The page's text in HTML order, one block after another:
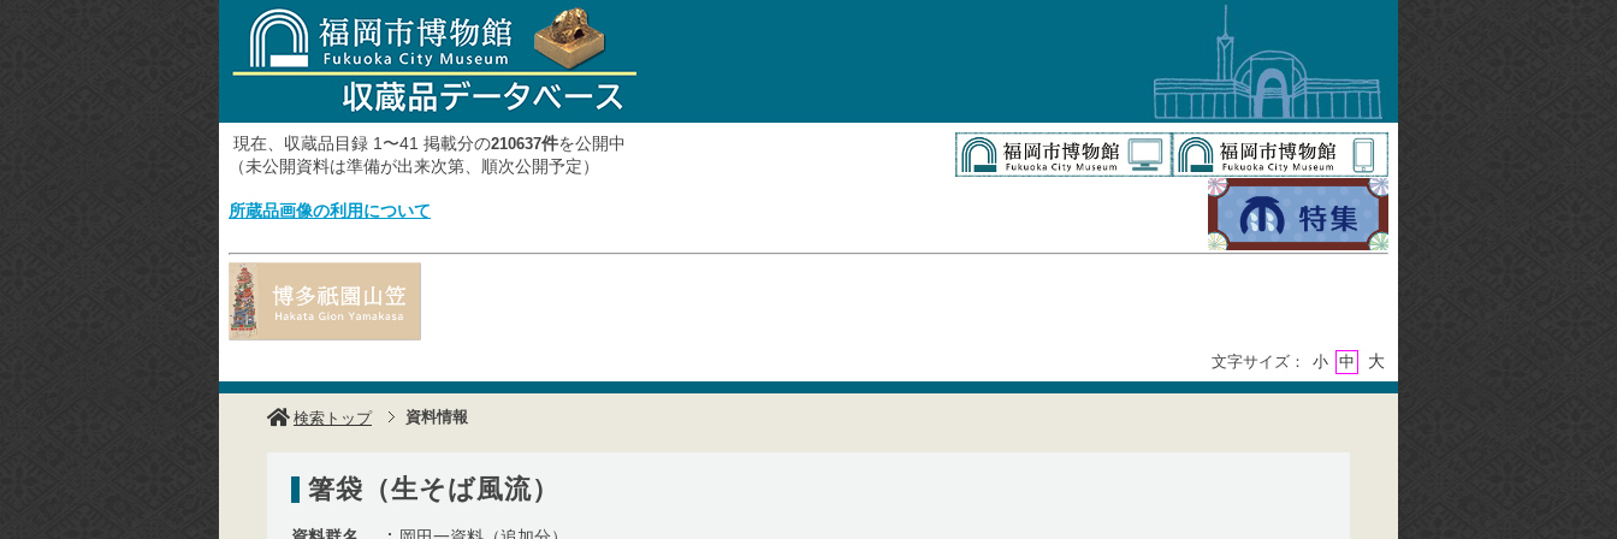
現在、収蔵品目録 1〜41 掲載分の210637件を公開中
（未公開資料は準備が出来次第、順次公開予定）
所蔵品画像の利用について
文字サイズ： 小 中 大
検索トップ 資料情報
箸袋（生そば風流）